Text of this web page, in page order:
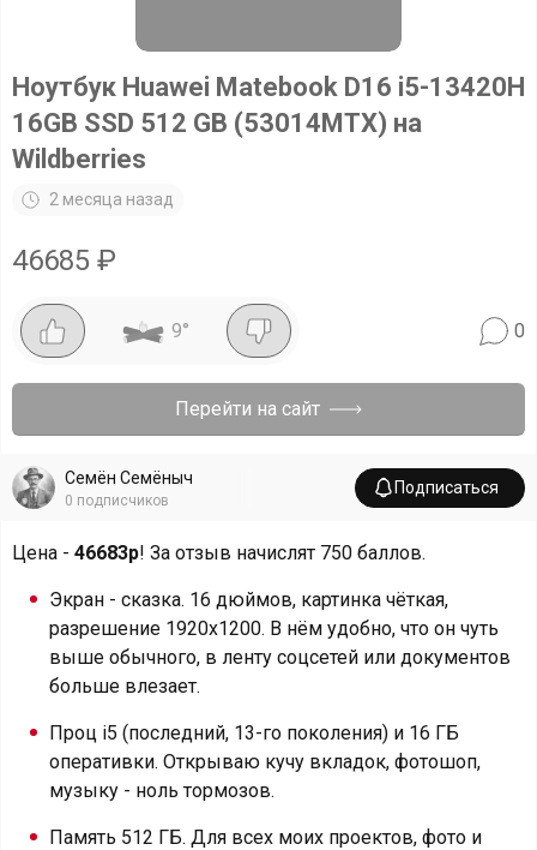
Ноутбук Huawei Matebook D16 i5-13420H
16GB SSD 512 GB (53014MTX) на
Wildberries
2 месяца назад
46685 ₽
9° 0
Перейти на сайт
Семён Семёныч
0 подписчиков
Подписаться
Цена - 46683р! За отзыв начислят 750 баллов.
Экран - сказка. 16 дюймов, картинка чёткая,
разрешение 1920х1200. В нём удобно, что он чуть
выше обычного, в ленту соцсетей или документов
больше влезает.
Проц i5 (последний, 13-го поколения) и 16 ГБ
оперативки. Открываю кучу вкладок, фотошоп,
музыку - ноль тормозов.
Память 512 ГБ. Для всех моих проектов, фото и